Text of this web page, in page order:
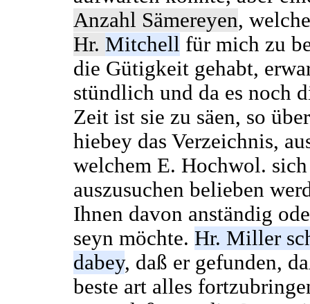
Anzahl Sämereyen, welche
Hr. Mitchell für mich zu
die Gütigkeit gehabt,
stündlich und da es noch
Zeit ist sie zu säen, so
hiebey das Verzeichnis,
welchem E. Hochwol. sich
auszusuchen belieben
Ihnen davon anständig
seyn möchte. Hr. Miller
dabey, daß er gefunden,
beste art alles